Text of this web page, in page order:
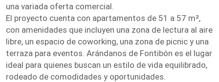
una variada oferta comercial.
El proyecto cuenta con apartamentos de 51 a 57 m²,
con amenidades que incluyen una zona de lectura al aire
libre, un espacio de coworking, una zona de picnic y una
terraza para eventos. Arándanos de Fontibón es el lugar
ideal para quienes buscan un estilo de vida equilibrado,
rodeado de comodidades y oportunidades.